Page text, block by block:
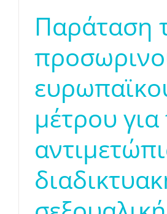
Παράταση
μέτρου για